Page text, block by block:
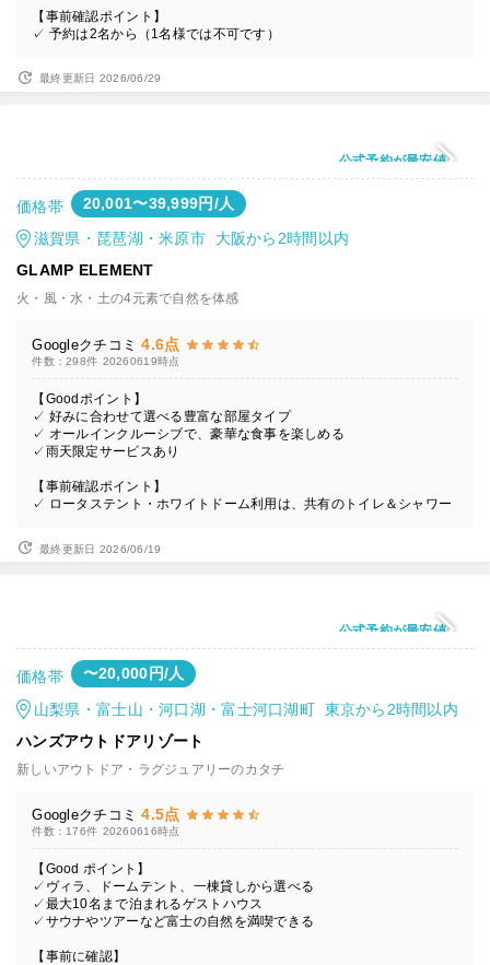
【事前確認ポイント】
✓ 予約は2名から（1名様では不可です）
最終更新日 2026/06/29
公式予約が最安値
価格帯 20,001〜39,999円/人
滋賀県・琵琶湖・米原市 大阪から2時間以内
GLAMP ELEMENT
火・風・水・土の4元素で自然を体感
Googleクチコミ 4.6点
件数：298件 20260619時点
【Goodポイント】
✓ 好みに合わせて選べる豊富な部屋タイプ
✓ オールインクルーシブで、豪華な食事を楽しめる
✓雨天限定サービスあり
【事前確認ポイント】
✓ ロータステント・ホワイトドーム利用は、共有のトイレ＆シャワー
最終更新日 2026/06/19
公式予約が最安値
価格帯 〜20,000円/人
山梨県・富士山・河口湖・富士河口湖町 東京から2時間以内
ハンズアウトドアリゾート
新しいアウトドア・ラグジュアリーのカタチ
Googleクチコミ 4.5点
件数：176件 20260616時点
【Good ポイント】
✓ヴィラ、ドームテント、一棟貸しから選べる
✓最大10名まで泊まれるゲストハウス
✓サウナやツアーなど富士の自然を満喫できる
【事前に確認】